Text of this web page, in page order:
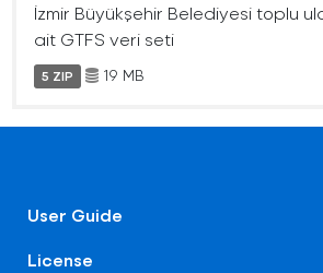
İzmir Büyükşehir Belediyesi toplu
ait GTFS veri seti
5 ZIP 19 MB
User Guide
License